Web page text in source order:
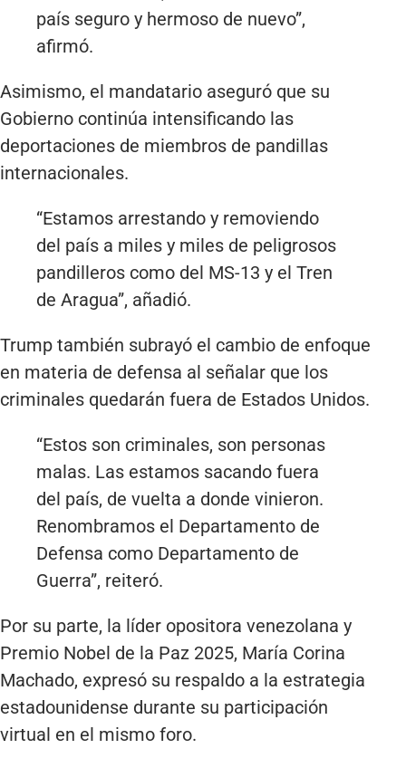
país seguro y hermoso de nuevo”,
afirmó.
Asimismo, el mandatario aseguró que su
Gobierno continúa intensificando las
deportaciones de miembros de pandillas
internacionales.
“Estamos arrestando y removiendo
del país a miles y miles de peligrosos
pandilleros como del MS-13 y el Tren
de Aragua”, añadió.
Trump también subrayó el cambio de enfoque
en materia de defensa al señalar que los
criminales quedarán fuera de Estados Unidos.
“Estos son criminales, son personas
malas. Las estamos sacando fuera
del país, de vuelta a donde vinieron.
Renombramos el Departamento de
Defensa como Departamento de
Guerra”, reiteró.
Por su parte, la líder opositora venezolana y
Premio Nobel de la Paz 2025, María Corina
Machado, expresó su respaldo a la estrategia
estadounidense durante su participación
virtual en el mismo foro.